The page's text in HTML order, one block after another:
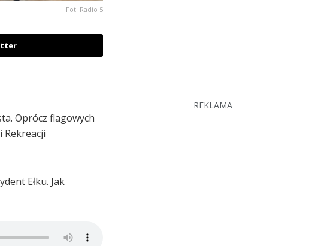
Fot. Radio 5
Oprócz flagowych
Rekreacji
Ełku. Jak
REKLAMA